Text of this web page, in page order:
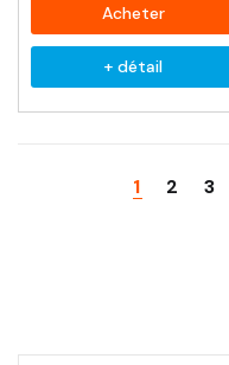
Acheter
+ détail
1 2 3